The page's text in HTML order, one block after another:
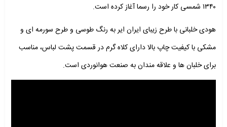
۱۳۴۰ شمسی کار خود را رسما آغاز کرده است.
هودی خلبانی با طرح زیبای ایران ایر به رنگ طوسی و طرح سورمه ای و
مشکی با کیفیت چاپ بالا دارای کلاه گرم در قسمت پشت لباس، مناسب
برای خلبان ها و علاقه مندان به صنعت هوانوردی است.